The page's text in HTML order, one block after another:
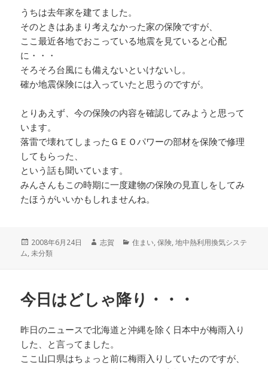
うちは去年家を建てました。
そのときはあまり考えなかった家の保険ですが、
ここ最近各地でおこっている地震を見ていると心配
に・・・
そろそろ台風にも備えないといけないし。
確か地震保険には入っていたと思うのですが。
とりあえず、今の保険の内容を確認してみようと思って
います。
落雷で壊れてしまったＧＥＯパワーの部材を保険で修理
してもらった、
という話も聞いています。
みんさんもこの時期に一度建物の保険の見直しをしてみ
たほうがいいかもしれませんね。
投
稿
2008年6月24日
作
志賀
カ
住まい,保険,地中熱利用換気システ
ム,未分類
今日はどしゃ降り・・・
昨日のニュースで北海道と沖縄を除く日本中が梅雨入り
した、と言ってました。
ここ山口県はちょっと前に梅雨入りしていたのですが、